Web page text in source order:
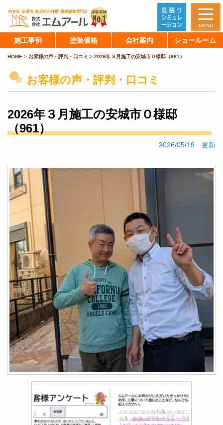
MENU
施工事例 塗装価格 会社案内 ショールーム
HOME > お客様の声・評判・口コミ > 2026年３月施工の安城市Ｏ様邸（961）
お客様の声・評判・口コミ
2026年３月施工の安城市Ｏ様邸
（961）
2026/05/19 更新